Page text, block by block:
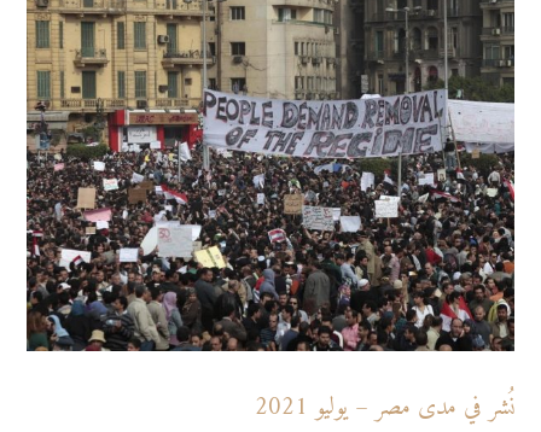
نُشر في مدى مصر – يوليو 2021